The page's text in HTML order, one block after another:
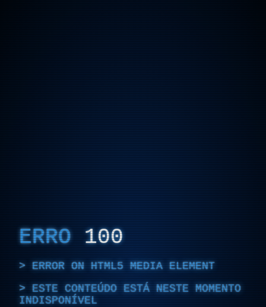
ERRO 100
ERROR ON HTML5 MEDIA ELEMENT
ESTE CONTEÚDO ESTÁ NESTE MOMENTO
INDISPONÍVEL